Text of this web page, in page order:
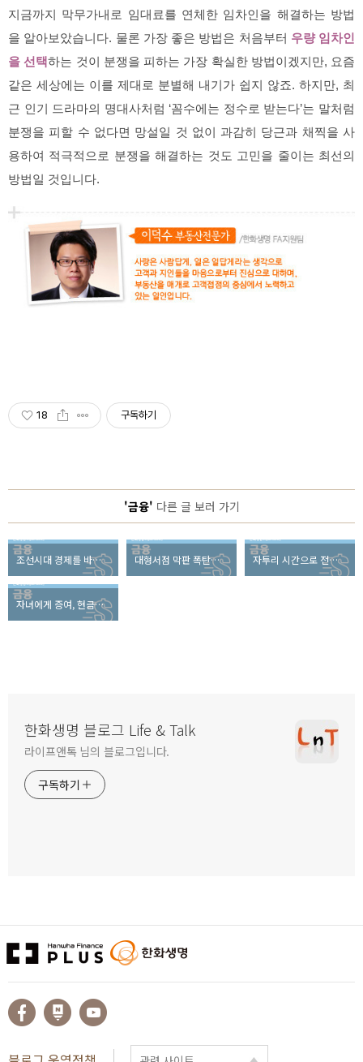
지금까지 막무가내로 임대료를 연체한 임차인을 해결하는 방법
을 알아보았습니다. 물론 가장 좋은 방법은 처음부터 우량 임차인
을 선택하는 것이 분쟁을 피하는 가장 확실한 방법이겠지만, 요즘
같은 세상에는 이를 제대로 분별해 내기가 쉽지 않죠. 하지만, 최
근 인기 드라마의 명대사처럼 ‘꼼수에는 정수로 받는다’는 말처럼
분쟁을 피할 수 없다면 망설일 것 없이 과감히 당근과 채찍을 사
용하여 적극적으로 분쟁을 해결하는 것도 고민을 줄이는 최선의
방법일 것입니다.
18 구독하기
'금융' 다른 글 보러 가기
조선시대 경제를 바꾼 세 명의 왕은 누구? 대형서점 막판 폭탄세일 불러온 도서정가제란? 자투리 시간으로 전문가 되는 경제 어플 Best 3
자녀에게 증여, 현금보다 수익형 부동산이 좋은 이유는?
한화생명 블로그 Life & Talk
라이프앤톡 님의 블로그입니다.
구독하기